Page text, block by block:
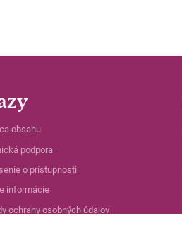
obsahu
podpora
o prístupnosti
informácie
ochrany osobných údajov